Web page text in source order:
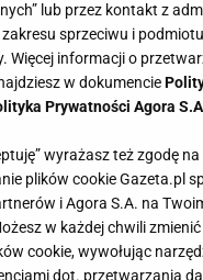
Wróciła do prowadzenia
letniej przerwie. Mówi, co
przełamać strach
MATERIAŁ PROMOCYJNY
Piękne wzory, a ceny?
Ta luksusowa enklawa na
kopalnią cyny. Jak "blizna"
się rajem?
lub przez kontakt z
sprzeciwu i
Więcej informacji o
w dokumencie
Prywatności Agora
wyrażasz też zgodę
plików cookie Gazeta.pl
i Agora S.A. na
w każdej chwili
cookie, wywołując
dot. przetwarzania